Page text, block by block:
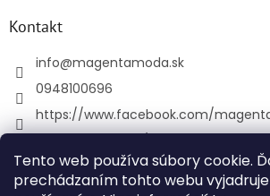
Tento web používa súbory cookie.
prechádzaním tohto webu
Kontakt
info@magentamoda.sk
0948100696
https://www.facebook.com/
+421948100696